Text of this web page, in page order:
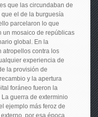
que las circundaban de
el de la burguesía
parcelaron lo que
un mosaico de repúblicas
global. En la
atropellos contra los
experiencia de
la provisión de
y la apertura
foráneo fueron la
guerra de exterminio
ejemplo más feroz de
por esa época